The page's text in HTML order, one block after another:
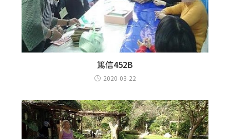
篤信452B
2020-03-22